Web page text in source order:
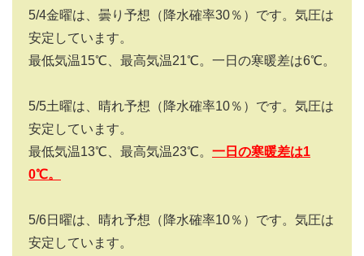
5/4金曜は、曇り予想（降水確率30％）です。気圧は
安定しています。
最低気温15℃、最高気温21℃。一日の寒暖差は6℃。
5/5土曜は、晴れ予想（降水確率10％）です。気圧は
安定しています。
最低気温13℃、最高気温23℃。 一日の寒暖差は1
0℃。
5/6日曜は、晴れ予想（降水確率10％）です。気圧は
安定しています。